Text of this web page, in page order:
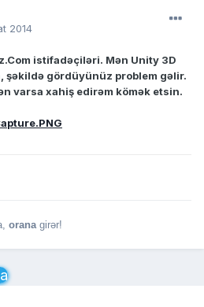
2014
istifadəçiləri. Mən Unity 3D
şəkildə gördüyünüz problem gəlir.
varsa xahiş edirəm kömək etsin.
orana girər!